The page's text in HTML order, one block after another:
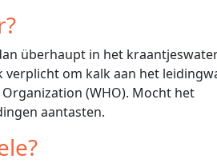
überhaupt in het
om kalk aan het
(WHO). Mocht het
aantasten.